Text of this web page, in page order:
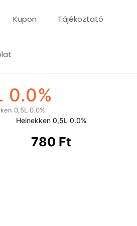
Kupon Tájékoztató
0.0%
0,5L 0.0%
Heinekken 0,5L 0.0%
780 Ft